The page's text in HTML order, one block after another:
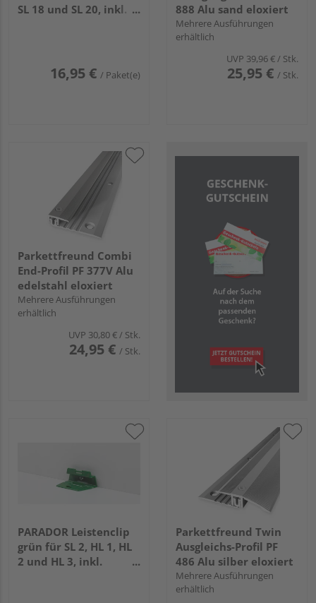
SL 18 und SL 20, inkl.
16,95 € / Paket(e)
888 Alu sand eloxiert
Mehrere Ausführungen
erhältlich
UVP 39,96 € / Stk.
25,95 € / Stk.
Parkettfreund Combi
End-Profil PF 377V Alu
edelstahl eloxiert
Mehrere Ausführungen
erhältlich
UVP 30,80 €/ Stk.
24,95 € / Stk.
PARADOR Leistenclip
grün für SL 2, HL 1, HL
2 und HL 3, inkl.
Parkettfreund Twin
Ausgleichs-Profil PF
486 Alu silber eloxiert
Mehrere Ausführungen
erhältlich